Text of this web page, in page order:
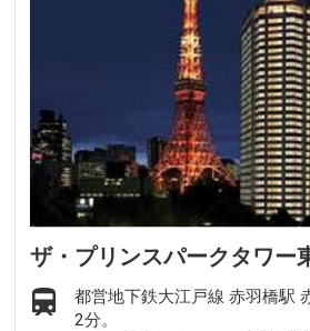
ザ・プリンスパークタワー
都営地下鉄大江戸線 赤羽橋駅
2分。